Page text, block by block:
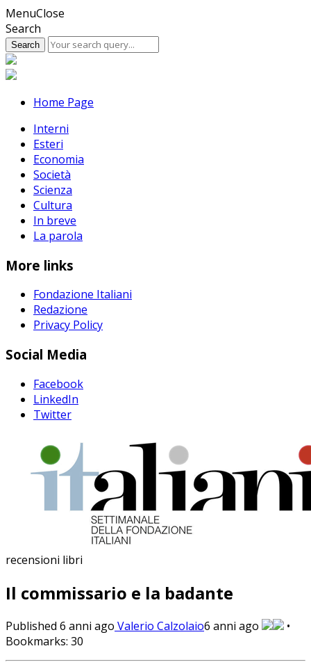
Skip
to
content
MenuClose
Search
Home Page
Interni
Esteri
Economia
Società
Scienza
Cultura
In breve
La parola
More links
Fondazione Italiani
Redazione
Privacy Policy
Social Media
Facebook
LinkedIn
Twitter
recensioni libri
Il commissario e la badante
Published 6 anni ago Valerio Calzolaio6 anni ago
•
Bookmarks: 30